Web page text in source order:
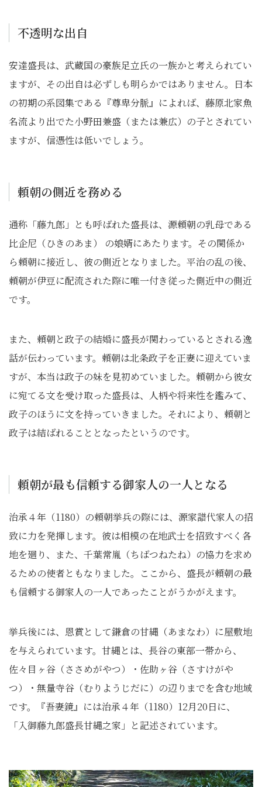
不透明な出自
安達盛長は、武蔵国の豪族足立氏の一族かと考えられてい
ますが、その出自は必ずしも明らかではありません。日本
の初期の系図集である『尊卑分脈』によれば、藤原北家魚
名流より出でた小野田兼盛（または兼広）の子とされてい
ますが、信憑性は低いでしょう。
頼朝の側近を務める
通称「藤九郎」とも呼ばれた盛長は、源頼朝の乳母である
比企尼（ひきのあま） の娘婿にあたります。その関係か
ら頼朝に接近し、彼の側近となりました。平治の乱の後、
頼朝が伊豆に配流された際に唯一付き従った側近中の側近
です。
また、頼朝と政子の結婚に盛長が関わっているとされる逸
話が伝わっています。頼朝は北条政子を正妻に迎えていま
すが、本当は政子の妹を見初めていました。頼朝から彼女
に宛てる文を受け取った盛長は、人柄や将来性を鑑みて、
政子のほうに文を持っていきました。それにより、頼朝と
政子は結ばれることとなったというのです。
頼朝が最も信頼する御家人の一人となる
治承４年（1180）の頼朝挙兵の際には、源家譜代家人の招
致に力を発揮します。彼は相模の在地武士を招致すべく各
地を廻り、また、千葉常胤（ちばつねたね）の協力を求め
るための使者ともなりました。ここから、盛長が頼朝の最
も信頼する御家人の一人であったことがうかがえます。
挙兵後には、恩賞として鎌倉の甘縄（あまなわ）に屋敷地
を与えられています。甘縄とは、長谷の東部一帯から、
佐々目ヶ谷（ささめがやつ）・佐助ヶ谷（さすけがや
つ）・無量寺谷（むりようじだに）の辺りまでを含む地域
です。『吾妻鏡』には治承４年（1180）12月20日に、
「入御藤九郎盛長甘縄之家」と記述されています。